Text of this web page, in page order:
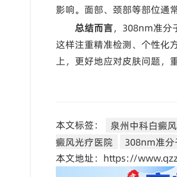
影响。面部、颈部等部位通
总结而言，308nm准分
这样注重精准检测、个性化
上，更好地应对皮肤问题，
本文标签： 泉州中科白癜
癜风光疗医院
308nm准分
本文地址：https://